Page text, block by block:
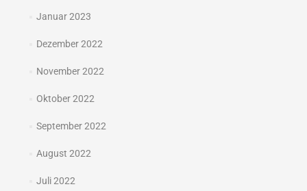
Januar 2023
Dezember 2022
November 2022
Oktober 2022
September 2022
August 2022
Juli 2022